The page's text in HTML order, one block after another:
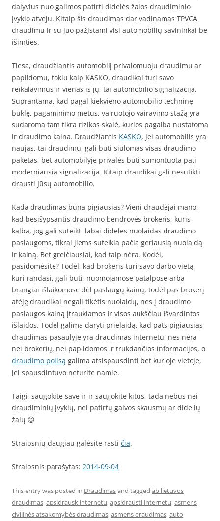
dalyvius nuo galimos patirti didelės žalos draudiminio
įvykio atveju. Kitaip šis draudimas dar vadinamas TPVCA
draudimu ir su juo pažįstami visi automobilių savininkai be
išimties.
Tiesa, draudžiantis automobilį privalomuoju draudimu ar
papildomu, tokiu kaip KASKO, draudikai turi savo
reikalavimus ir vienas iš jų, tai automobilio signalizacija.
Suprantama, kad pagal kiekvieno automobilio techninę
būklę, pagaminimo metus, vairuotojo vairavimo stažą yra
sudaroma tam tikra rizikos skalė, kurios pagalba nustatoma
ir draudimo kaina. Draudžiantis KASKO, jei automobilis yra
naujas, tai draudimui gali būti siūlomas visas draudimo
paketas, bet automobilyje privalės būti sumontuota pati
moderniausia signalizacija. Kitaip draudikai gali nesutikti
drausti Jūsų automobilio.
Kada draudimas būna pigiausias? Vieni draudėjai mano,
kad besišypsantis draudimo bendrovės brokeris, kuris
kalba, jog gali suteikti labai dideles nuolaidas draudimo
paslaugoms, tikrai jiems suteikia pačią geriausią nuolaidą
ir kainą. Bet greičiausiai, kad taip nėra. Kodėl,
pasidomėsite? Todėl, kad brokeris turi savo darbo vietą,
kuri randasi, gali būti, nuomojamose patalpose arba
brangiai išlaikomose dėl paslaugų kainų, todėl pas brokerį
atėję draudikai negali tikėtis nuolaidų, nes į draudimo
paslaugos kainą įtraukiamos ir visos aukščiau išvardintos
išlaidos. Todėl galima daryti prielaidą, kad pats pigiausias
draudimas pasaulyje yra draudimas internetu, nes nėra
nei brokerių, nei papildomos ir trukdančios informacijos, o
draudimo polisą galima atsispausdinti bet kurioje vietoje,
jei spausdintuvo neturite namie.
Taigi, saugokite save ir ir saugokite kitus, tada nebus nei
draudiminių įvykių, nei patirtų galvos skausmų ar didelių
žalų 😉
Straipsnių daugiau galėsite rasti čia.
Straipsnis parašytas: 2014-09-04
This entry was posted in Draudimasand tagged ab lietuvos
draudimas,apsidrausk internetu,apsidrausti internetu,asmens
civilinės atsakomybės draudimas,asmens draudimas,auto